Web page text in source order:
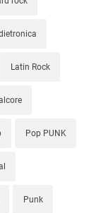
Latin Rock
Pop PUNK
Punk